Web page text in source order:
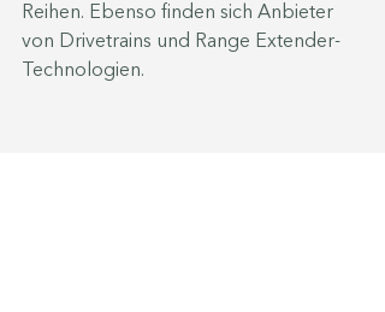
Reihen. Ebenso finden sich Anbieter
von Drivetrains und Range Extender-
Technologien.